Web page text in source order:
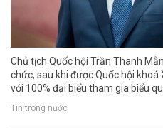
Chủ tịch Quốc hội Trần Thanh
chức, sau khi được Quốc hội
với 100% đại biểu tham gia biểu
Tin trong nước